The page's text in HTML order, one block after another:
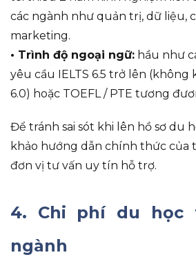
các ngành như quản trị, dữ liệu,
marketing.
• Trình độ ngoại ngữ: hầu như
yêu cầu IELTS 6.5 trở lên (không
6.0) hoặc TOEFL / PTE tương
Để tránh sai sót khi lên hồ sơ du
khảo hướng dẫn chính thức của
đơn vị tư vấn uy tín hỗ trợ.
4. Chi phí du học
ngành